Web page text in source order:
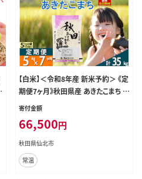
【白米】＜令和8年産 新米予約＞ 《定
期便7ヶ月》秋田県産 あきたこまち 5
kg (5kg×1袋)×7回 5キロ お米 匠
5kg定期便 お米定期便 白米 あきた
こまち ごはん 米 お米 精米5kg]
寄付金額
66,500円
秋田県仙北市
常温